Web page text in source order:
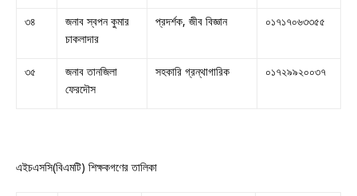
৩৪
জনাব স্বপন কুমার
চাকলাদার
প্রদর্শক, জীব বিজ্ঞান ০১৭১৭০৬৩৩৫৫
৩৫
জনাব তানজিলা
ফেরদৌস
সহকারি গ্রন্থাগারিক ০১৭২৯৯২০০৩৭
এইচএসসি(বিএমটি) শিক্ষকগণের তালিকা